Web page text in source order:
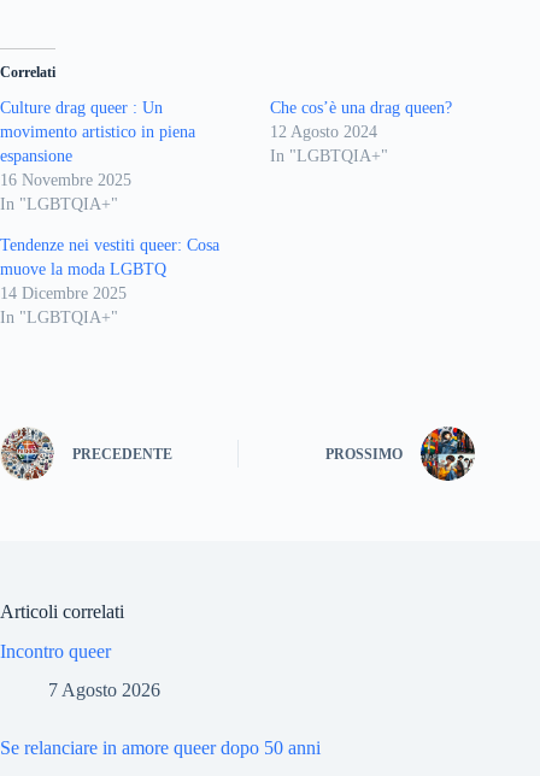
Correlati
Culture drag queer : Un
movimento artistico in piena
espansione
16 Novembre 2025
In "LGBTQIA+"
Che cos’è una drag queen?
12 Agosto 2024
In "LGBTQIA+"
Tendenze nei vestiti queer: Cosa
muove la moda LGBTQ
14 Dicembre 2025
In "LGBTQIA+"
PRECEDENTE PROSSIMO
Articoli correlati
Incontro queer
7 Agosto 2026
Se relanciare in amore queer dopo 50 anni